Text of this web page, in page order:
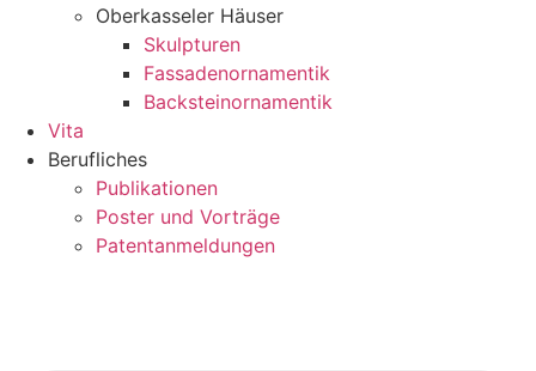
Oberkasseler Häuser
Skulpturen
Fassadenornamentik
Backsteinornamentik
Vita
Berufliches
Publikationen
Poster und Vorträge
Patentanmeldungen